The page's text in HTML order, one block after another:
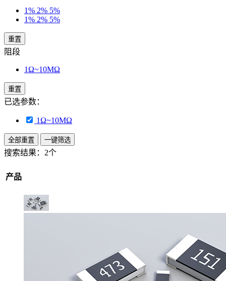
1% 2% 5%
1% 2% 5%
重置
阻段
1Ω~10MΩ
重置
已选参数：
1Ω~10MΩ
全部重置 一键筛选
搜索结果： 2个
产品